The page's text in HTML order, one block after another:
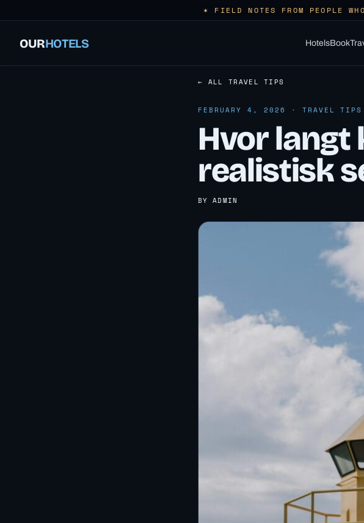
✶ FIELD NOTES FROM PEOPLE
OURHOTELS HotelsBook
← ALL TRAVEL TIPS
FEBRUARY 4, 2026 · TRAVEL TIPS
Hvor langt
realistisk
BY ADMIN